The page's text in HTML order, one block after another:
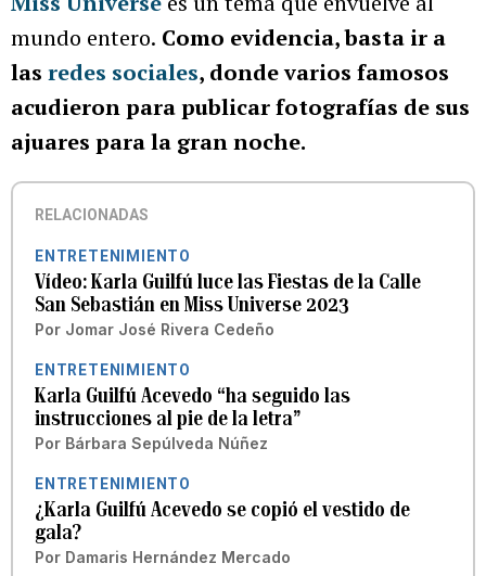
mundo entero. Como evidencia, basta ir a
las redes sociales, donde varios famosos
acudieron para publicar fotografías de sus
ajuares para la gran noche.
RELACIONADAS
ENTRETENIMIENTO
Vídeo: Karla Guilfú luce las Fiestas de la Calle
San Sebastián en Miss Universe 2023
Por Jomar José Rivera Cedeño
ENTRETENIMIENTO
Karla Guilfú Acevedo “ha seguido las
instrucciones al pie de la letra”
Por Bárbara Sepúlveda Núñez
ENTRETENIMIENTO
¿Karla Guilfú Acevedo se copió el vestido de
gala?
Por Damaris Hernández Mercado